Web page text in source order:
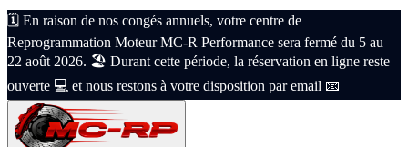
🗓️ En raison de nos congés annuels, votre centre de
Reprogrammation Moteur MC-R Performance sera fermé du 5 au
22 août 2026. 🏖️ Durant cette période, la réservation en ligne reste
ouverte 💻 et nous restons à votre disposition par email 📧